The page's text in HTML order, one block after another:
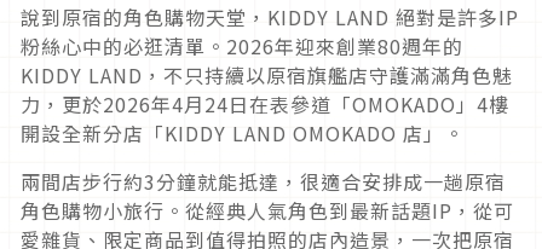
說到原宿的角色購物天堂，KIDDY LAND 絕對是許多IP
粉絲心中的必逛清單。2026年迎來創業80週年的
KIDDY LAND，不只持續以原宿旗艦店守護滿滿角色魅
力，更於2026年4月24日在表參道「OMOKADO」4樓
開設全新分店「KIDDY LAND OMOKADO 店」。
兩間店步行約3分鐘就能抵達，很適合安排成一趟原宿
角色購物小旅行。從經典人氣角色到最新話題IP，從可
愛雜貨、限定商品到值得拍照的店內造景，一次把原宿